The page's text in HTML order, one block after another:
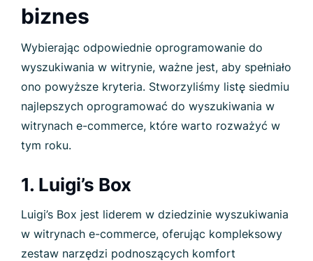
biznes
Wybierając odpowiednie oprogramowanie do
wyszukiwania w witrynie, ważne jest, aby spełniało
ono powyższe kryteria. Stworzyliśmy listę siedmiu
najlepszych oprogramować do wyszukiwania w
witrynach e-commerce, które warto rozważyć w
tym roku.
1. Luigi’s Box
Luigi’s Box jest liderem w dziedzinie wyszukiwania
w witrynach e-commerce, oferując kompleksowy
zestaw narzędzi podnoszących komfort